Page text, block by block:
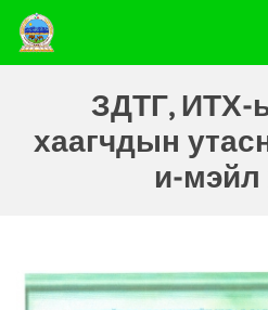
ЗДТГ, ИТХ-
хаагчдын
и-мэйл